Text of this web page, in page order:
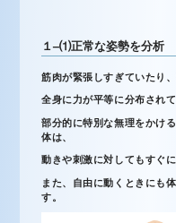
１–⑴正常な姿勢を分析
筋肉が緊張しすぎていたり
全身に力が平等に分布されて
部分的に特別な無理をかけ
体は、
動きや刺激に対してもすぐ
また、自由に動くときにも
す。